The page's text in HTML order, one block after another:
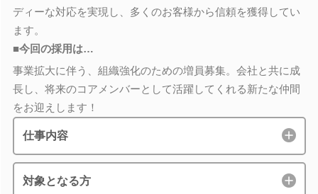
ディーな対応を実現し、多くのお客様から信頼を獲得してい
ます。
■今回の採用は…
事業拡大に伴う、組織強化のための増員募集。会社と共に成
長し、将来のコアメンバーとして活躍してくれる新たな仲間
をお迎えします！
仕事内容
対象となる方